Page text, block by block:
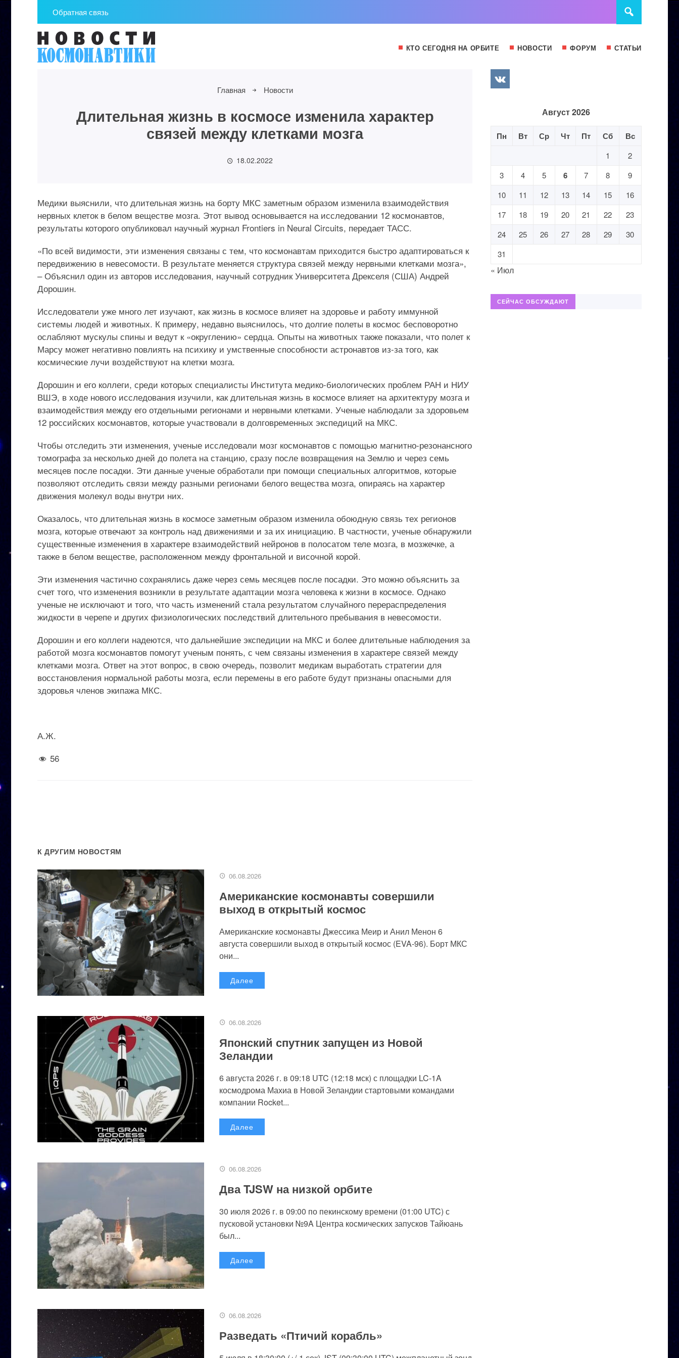
Обратная связь
КТО СЕГОДНЯ НА ОРБИТЕ НОВОСТИ ФОРУМ СТАТЬИ
Главная Новости
Длительная жизнь в космосе изменила характер
связей между клетками мозга
18.02.2022
Медики выяснили, что длительная жизнь на борту МКС заметным образом изменила взаимодействия
нервных клеток в белом веществе мозга. Этот вывод основывается на исследовании 12 космонавтов,
результаты которого опубликовал научный журнал Frontiers in Neural Circuits, передает ТАСС.
«По всей видимости, эти изменения связаны с тем, что космонавтам приходится быстро адаптироваться к
передвижению в невесомости. В результате меняется структура связей между нервными клетками мозга»,
– Объяснил один из авторов исследования, научный сотрудник Университета Дрекселя (США) Андрей
Дорошин.
Исследователи уже много лет изучают, как жизнь в космосе влияет на здоровье и работу иммунной
системы людей и животных. К примеру, недавно выяснилось, что долгие полеты в космос бесповоротно
ослабляют мускулы спины и ведут к «округлению» сердца. Опыты на животных также показали, что полет к
Марсу может негативно повлиять на психику и умственные способности астронавтов из-за того, как
космические лучи воздействуют на клетки мозга.
Дорошин и его коллеги, среди которых специалисты Института медико-биологических проблем РАН и НИУ
ВШЭ, в ходе нового исследования изучили, как длительная жизнь в космосе влияет на архитектуру мозга и
взаимодействия между его отдельными регионами и нервными клетками. Ученые наблюдали за здоровьем
12 российских космонавтов, которые участвовали в долговременных экспедиций на МКС.
Чтобы отследить эти изменения, ученые исследовали мозг космонавтов с помощью магнитно-резонансного
томографа за несколько дней до полета на станцию, сразу после возвращения на Землю и через семь
месяцев после посадки. Эти данные ученые обработали при помощи специальных алгоритмов, которые
позволяют отследить связи между разными регионами белого вещества мозга, опираясь на характер
движения молекул воды внутри них.
Оказалось, что длительная жизнь в космосе заметным образом изменила обоюдную связь тех регионов
мозга, которые отвечают за контроль над движениями и за их инициацию. В частности, ученые обнаружили
существенные изменения в характере взаимодействий нейронов в полосатом теле мозга, в мозжечке, а
также в белом веществе, расположенном между фронтальной и височной корой.
Эти изменения частично сохранялись даже через семь месяцев после посадки. Это можно объяснить за
счет того, что изменения возникли в результате адаптации мозга человека к жизни в космосе. Однако
ученые не исключают и того, что часть изменений стала результатом случайного перераспределения
жидкости в черепе и других физиологических последствий длительного пребывания в невесомости.
Дорошин и его коллеги надеются, что дальнейшие экспедиции на МКС и более длительные наблюдения за
работой мозга космонавтов помогут ученым понять, с чем связаны изменения в характере связей между
клетками мозга. Ответ на этот вопрос, в свою очередь, позволит медикам выработать стратегии для
восстановления нормальной работы мозга, если перемены в его работе будут признаны опасными для
здоровья членов экипажа МКС.
А.Ж.
56
К ДРУГИМ НОВОСТЯМ
06.08.2026
Американские космонавты совершили
выход в открытый космос
Американские космонавты Джессика Меир и Анил Менон 6
августа совершили выход в открытый космос (EVA-96). Борт МКС
они...
Далее
06.08.2026
Японский спутник запущен из Новой
Зеландии
6 августа 2026 г. в 09:18 UTC (12:18 мск) с площадки LC-1A
космодрома Махиа в Новой Зеландии стартовыми командами
компании Rocket...
Далее
06.08.2026
Два TJSW на низкой орбите
30 июля 2026 г. в 09:00 по пекинскому времени (01:00 UTC) с
пусковой установки №9A Центра космических запусков Тайюань
был...
Далее
06.08.2026
Разведать «Птичий корабль»
Август 2026
Пн Вт Ср Чт Пт Сб Вс
1
2
3
4 5 6 7 8
9
10
11 12 13 14 15
16
17
18 19 20 21 22
23
24
25 26 27 28 29
30
31
« Июл
СЕЙЧАС ОБСУЖДАЮТ